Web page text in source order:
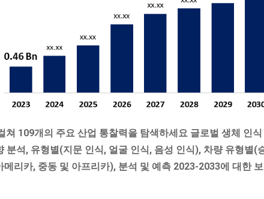
쳐 109개의 주요 산업 통찰력을 탐색하세요 글로벌 생체 인
분석, 유형별(지문 인식, 얼굴 인식, 음성 인식), 차량 유형별
메리카, 중동 및 아프리카), 분석 및 예측 2023-2033에 대한